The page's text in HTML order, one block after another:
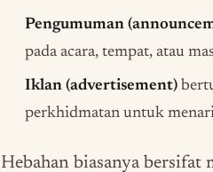
Pengumuman
pada acara, tempat, atau
Iklan (advertisement)
perkhidmatan untuk
Hebahan biasanya bersifat